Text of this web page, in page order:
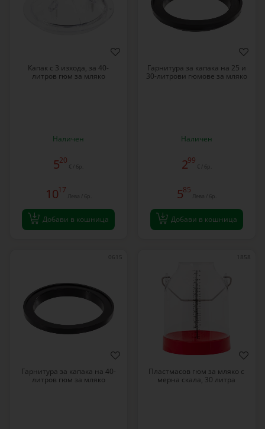
Капак с 3 изхода, за 40-
литров гюм за мляко
Наличен
520
€ / бр.
1017
Лева / бр.
Добави в кошница
Гарнитура за капака на 25 и
30-литрови гюмове за мляко
Наличен
299
€ / бр.
585
Лева / бр.
Добави в кошница
0615
Гарнитура за капака на 40-
литров гюм за мляко
1858
Пластмасов гюм за мляко с
мерна скала, 30 литра